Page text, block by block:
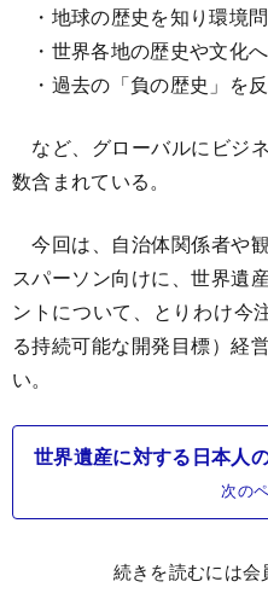
・地球の歴史を知り環境
・世界各地の歴史や文化
・過去の「負の歴史」を
など、グローバルにビジ
数含まれている。
今回は、自治体関係者や
スパーソン向けに、世界遺
ントについて、とりわけ今
る持続可能な開発目標）経
い。
世界遺産に対する日本人
次の
続きを読むには会